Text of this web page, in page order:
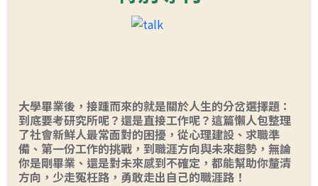
大學畢業後，接踵而來的就是關於人生的分岔選擇題：
到底要考研究所呢？還是直接工作呢？這篇懶人包整理
了社會新鮮人最常面對的困擾，從心理建設、求職準
備、第一份工作的挑戰，到職涯方向與未來趨勢，無論
你是剛畢業、還是對未來感到不確定，都能幫助你釐清
方向，少走冤枉路，勇敢走出自己的職涯路！